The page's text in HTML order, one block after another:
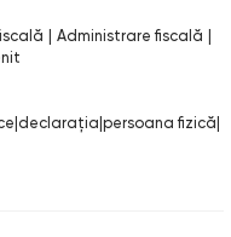
Administrare fiscală
declaraţia persoana fizică